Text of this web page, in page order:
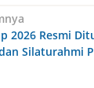
2026 Resmi
Silaturahmi